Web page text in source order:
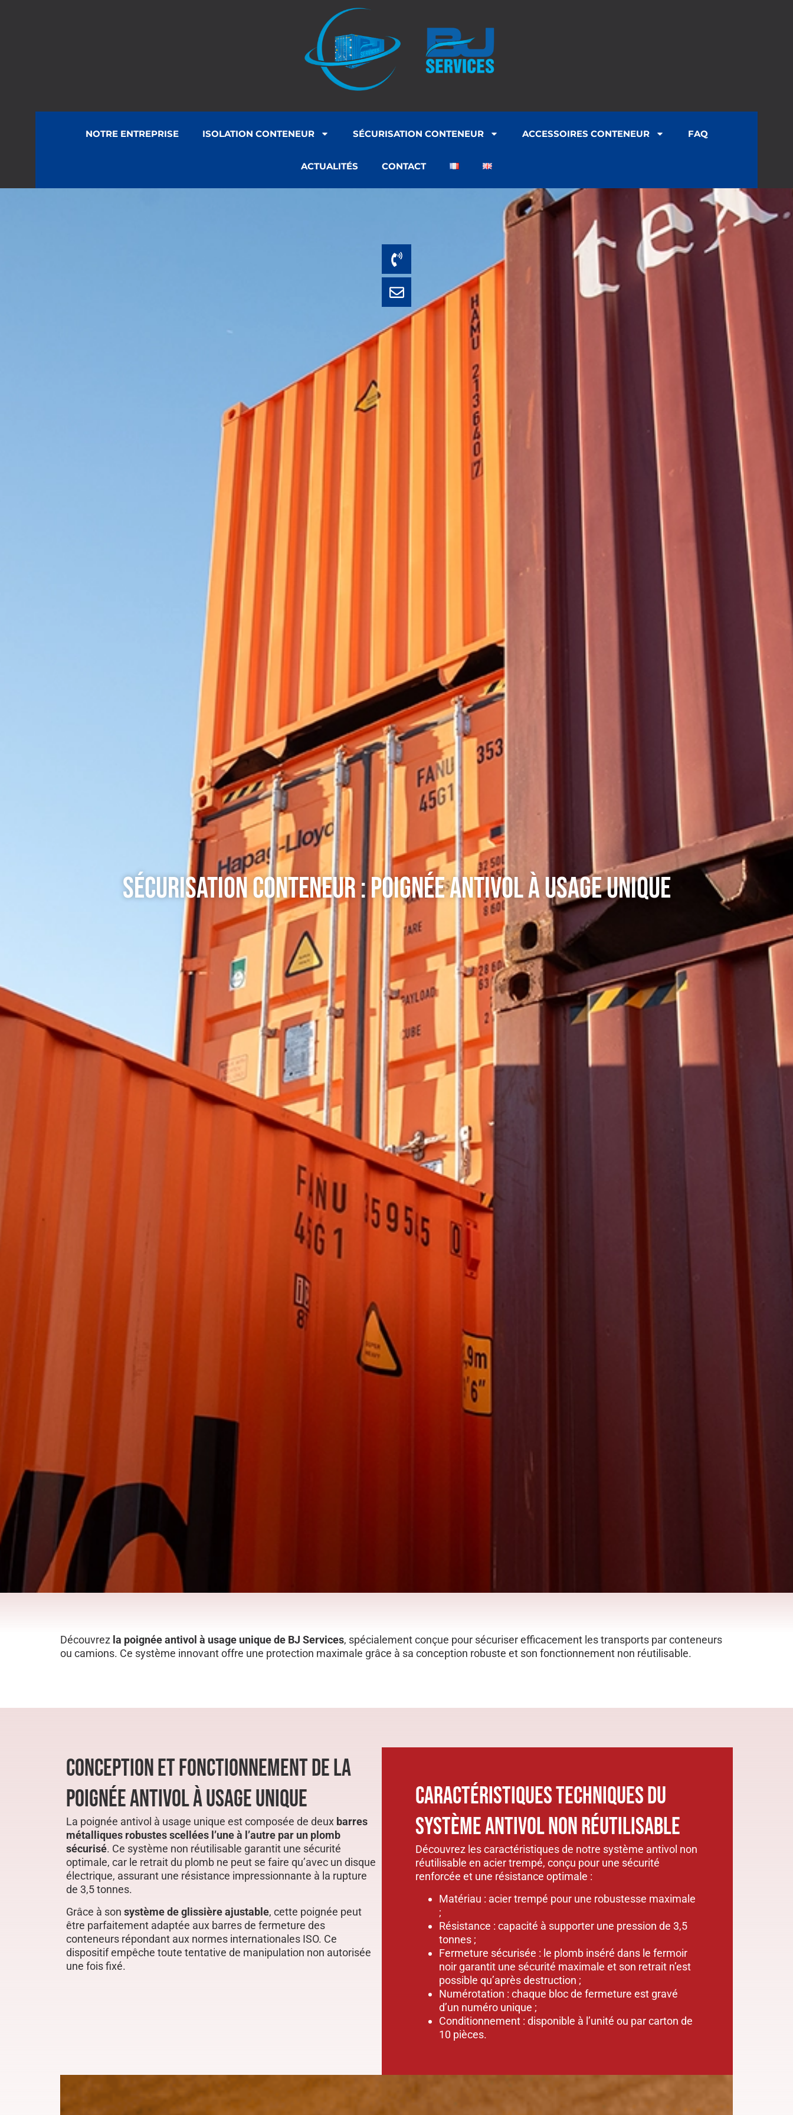
NOTRE ENTREPRISE ISOLATION CONTENEUR SÉCURISATION CONTENEUR ACCESSOIRES CONTENEUR FAQ
ACTUALITÉS CONTACT
SÉCURISATION CONTENEUR : POIGNÉE ANTIVOL À USAGE UNIQUE
Découvrez la poignée antivol à usage unique de BJ Services, spécialement conçue pour sécuriser efficacement les transports par conteneurs
ou camions. Ce système innovant offre une protection maximale grâce à sa conception robuste et son fonctionnement non réutilisable.
CONCEPTION ET FONCTIONNEMENT DE LA
POIGNÉE ANTIVOL À USAGE UNIQUE
La poignée antivol à usage unique est composée de deux barres
métalliques robustes scellées l’une à l’autre par un plomb
sécurisé. Ce système non réutilisable garantit une sécurité
optimale, car le retrait du plomb ne peut se faire qu’avec un disque
électrique, assurant une résistance impressionnante à la rupture
de 3,5 tonnes.
Grâce à son système de glissière ajustable, cette poignée peut
être parfaitement adaptée aux barres de fermeture des
conteneurs répondant aux normes internationales ISO. Ce
dispositif empêche toute tentative de manipulation non autorisée
une fois fixé.
CARACTÉRISTIQUES TECHNIQUES DU
SYSTÈME ANTIVOL NON RÉUTILISABLE
Découvrez les caractéristiques de notre système antivol non
réutilisable en acier trempé, conçu pour une sécurité
renforcée et une résistance optimale :
Matériau : acier trempé pour une robustesse maximale
;
Résistance : capacité à supporter une pression de 3,5
tonnes ;
Fermeture sécurisée : le plomb inséré dans le fermoir
noir garantit une sécurité maximale et son retrait n’est
possible qu’après destruction ;
Numérotation : chaque bloc de fermeture est gravé
d’un numéro unique ;
Conditionnement : disponible à l’unité ou par carton de
10 pièces.